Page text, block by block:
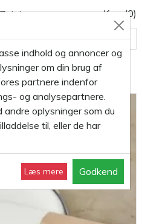
Kurv(0)
Alle varegrupper
Natural White hvid
indhold og annoncer og
om din brug af
partnere indenfor
og analysepartnere.
oplysninger som du
til, eller de har
Læs mere Godkend